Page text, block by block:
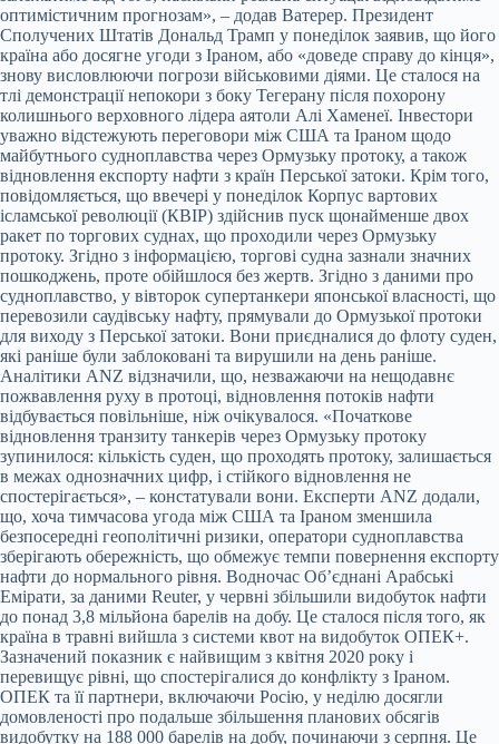
оптимістичним прогнозам», – додав Ватерер. Президент
Сполучених Штатів Дональд Трамп у понеділок заявив, що його
країна або досягне угоди з Іраном, або «доведе справу до кінця»,
знову висловлюючи погрози військовими діями. Це сталося на
тлі демонстрації непокори з боку Тегерану після похорону
колишнього верховного лідера аятоли Алі Хаменеї. Інвестори
уважно відстежують переговори між США та Іраном щодо
майбутнього судноплавства через Ормузьку протоку, а також
відновлення експорту нафти з країн Перської затоки. Крім того,
повідомляється, що ввечері у понеділок Корпус вартових
ісламської революції (КВІР) здійснив пуск щонайменше двох
ракет по торгових суднах, що проходили через Ормузьку
протоку. Згідно з інформацією, торгові судна зазнали значних
пошкоджень, проте обійшлося без жертв. Згідно з даними про
судноплавство, у вівторок супертанкери японської власності, що
перевозили саудівську нафту, прямували до Ормузької протоки
для виходу з Перської затоки. Вони приєдналися до флоту суден,
які раніше були заблоковані та вирушили на день раніше.
Аналітики ANZ відзначили, що, незважаючи на нещодавнє
пожвавлення руху в протоці, відновлення потоків нафти
відбувається повільніше, ніж очікувалося. «Початкове
відновлення транзиту танкерів через Ормузьку протоку
зупинилося: кількість суден, що проходять протоку, залишається
в межах однозначних цифр, і стійкого відновлення не
спостерігається», – констатували вони. Експерти ANZ додали,
що, хоча тимчасова угода між США та Іраном зменшила
безпосередні геополітичні ризики, оператори судноплавства
зберігають обережність, що обмежує темпи повернення експорту
нафти до нормального рівня. Водночас Об’єднані Арабські
Емірати, за даними Reuter, у червні збільшили видобуток нафти
до понад 3,8 мільйона барелів на добу. Це сталося після того, як
країна в травні вийшла з системи квот на видобуток ОПЕК+.
Зазначений показник є найвищим з квітня 2020 року і
перевищує рівні, що спостерігалися до конфлікту з Іраном.
ОПЕК та її партнери, включаючи Росію, у неділю досягли
домовленості про подальше збільшення планових обсягів
видобутку на 188 000 барелів на добу, починаючи з серпня. Це